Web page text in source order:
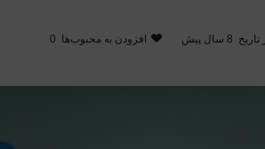
8 سال پیش افزودن به محبوب‌ها 0